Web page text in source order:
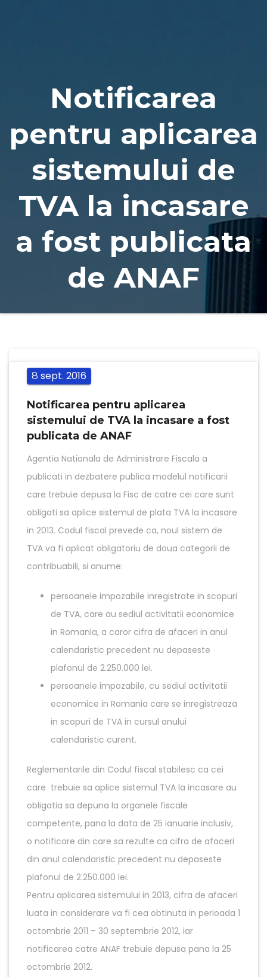
Notificarea
pentru aplicarea
sistemului de
TVA la incasare
a fost publicata
de ANAF
8 sept. 2016
Notificarea pentru aplicarea
sistemului de TVA la incasare a fost
publicata de ANAF
Agentia Nationala de Administrare Fiscala a
publicati in dezbatere publica modelul notificarii
care trebuie depusa la Fisc de catre cei care sunt
obligati sa aplice sistemul de plata TVA la incasare
in 2013. Codul fiscal prevede ca, noul sistem de
TVA va fi aplicat obligatoriu de doua categorii de
contribuabili, si anume:
persoanele impozabile inregistrate in scopuri
de TVA, care au sediul activitatii economice
in Romania, a caror cifra de afaceri in anul
calendaristic precedent nu depaseste
plafonul de 2.250.000 lei.
persoanele impozabile, cu sediul activitatii
economice in Romania care se inregistreaza
in scopuri de TVA in cursul anului
calendaristic curent.
Reglementarile din Codul fiscal stabilesc ca cei
care trebuie sa aplice sistemul TVA la incasare au
obligatia sa depuna la organele fiscale
competente, pana la data de 25 ianuarie inclusiv,
o notificare din care sa rezulte ca cifra de afaceri
din anul calendaristic precedent nu depaseste
plafonul de 2.250.000 lei.
Pentru aplicarea sistemului in 2013, cifra de afaceri
luata in considerare va fi cea obtinuta in perioada 1
octombrie 2011 – 30 septembrie 2012, iar
notificarea catre ANAF trebuie depusa pana la 25
octombrie 2012.